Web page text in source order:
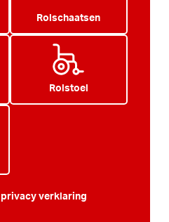
Rolschaatsen
Rolstoel
privacy verklaring